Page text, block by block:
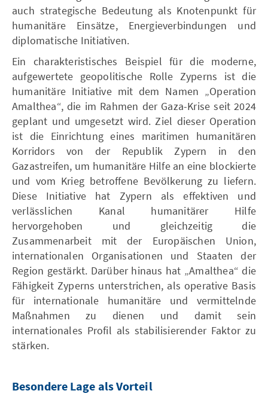
auch strategische Bedeutung als Knotenpunkt für
humanitäre Einsätze, Energieverbindungen und
diplomatische Initiativen.
Ein charakteristisches Beispiel für die moderne,
aufgewertete geopolitische Rolle Zyperns ist die
humanitäre Initiative mit dem Namen „Operation
Amalthea“, die im Rahmen der Gaza-Krise seit 2024
geplant und umgesetzt wird. Ziel dieser Operation
ist die Einrichtung eines maritimen humanitären
Korridors von der Republik Zypern in den
Gazastreifen, um humanitäre Hilfe an eine blockierte
und vom Krieg betroffene Bevölkerung zu liefern.
Diese Initiative hat Zypern als effektiven und
verlässlichen Kanal humanitärer Hilfe
hervorgehoben und gleichzeitig die
Zusammenarbeit mit der Europäischen Union,
internationalen Organisationen und Staaten der
Region gestärkt. Darüber hinaus hat „Amalthea“ die
Fähigkeit Zyperns unterstrichen, als operative Basis
für internationale humanitäre und vermittelnde
Maßnahmen zu dienen und damit sein
internationales Profil als stabilisierender Faktor zu
stärken.
Besondere Lage als Vorteil